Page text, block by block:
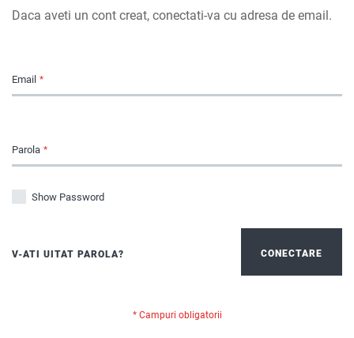
Daca aveti un cont creat, conectati-va cu adresa de email.
Email
Parola
Show Password
CONECTARE
V-ATI UITAT PAROLA?